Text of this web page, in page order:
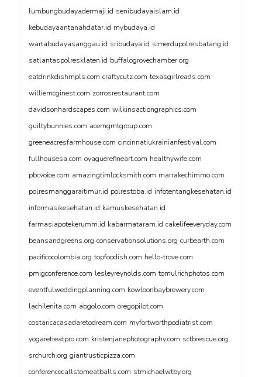
lumbungbudayadermaji.id senibudayaislam.id
kebudayaantanahdatar.id mybudaya.id
wartabudayasanggau.id sribudaya.id simerdupolresbatang.id
satlantaspolresklaten.id buffalogrovechamber.org
eatdrinkdishmpls.com craftycutz.com texasgirlreads.com
williemcginest.com zorrosrestaurant.com
davidsonhardscapes.com wilkinsactiongraphics.com
guiltybunnies.com acemgmtgroup.com
greeneacresfarmhouse.com cincinnatiukrainianfestival.com
fullhousesa.com oyaguerefineart.com healthywife.com
pbcvoice.com amazingtimlocksmith.com marrakechimmo.com
polresmanggaraitimur.id polrestoba.id infotentangkesehatan.id
informasikesehatan.id kamuskesehatan.id
farmasiapotekerumm.id kabarmataram.id cakelifeeveryday.com
beansandgreens.org conservationsolutions.org curbearth.com
pacificocolombia.org topfoodish.com hello-trove.com
pmigconference.com lesleyreynolds.com tomulrichphotos.com
eventfulweddingplanning.com kowloonbaybrewery.com
lachilenita.com abgolo.com oregopilot.com
costaricacasadaretodream.com myfortworthpodiatrist.com
yogaretreatpro.com kristenjanephotography.com sctbrescue.org
srchurch.org giantrusticpizza.com
conferencecallstomeatballs.com stmichaelwtby.org